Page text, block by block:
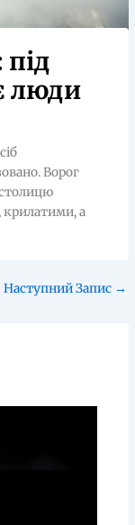
під
люди
Ворог
а
Наступний Запис →